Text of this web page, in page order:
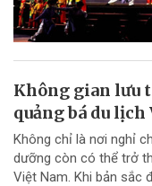
Không gian lưu
quảng bá du lịch
Không chỉ là nơi nghỉ
dưỡng còn có thể trở
Việt Nam. Khi bản sắc